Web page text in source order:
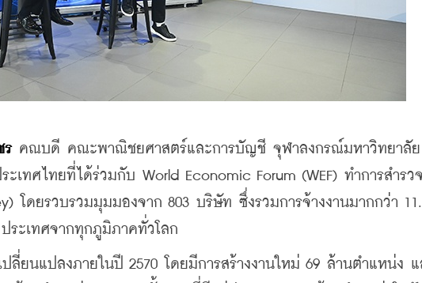
ร คณบดี คณะพาณิชยศาสตร์และการบัญชี จุฬาลงกรณ์มหาวิทยาลัย
ะเทศไทยที่ได้ร่วมกับ World Economic Forum (WEF) ทำการสำร
โดยรวบรวมมุมมองจาก 803 บริษัท ซึ่งรวมการจ้างงานมากกว่า
ระเทศจากทุกภูมิภาคทั่วโลก
นแปลงภายในปี 2570 โดยมีการสร้างงานใหม่ 69 ล้านตําแหน่ง แ